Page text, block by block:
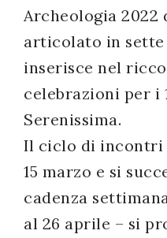
Archeologia 2022
articolato in sette
inserisce nel
celebrazioni per i
Serenissima.
Il ciclo di incontri
15 marzo e si
cadenza
al 26 aprile – si